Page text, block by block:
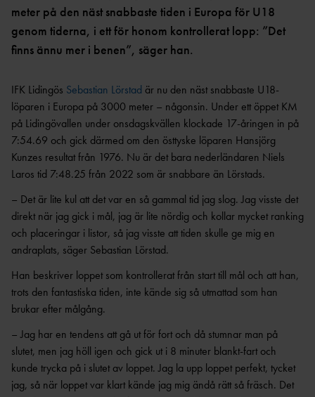
NYHETER SAMARBETEN &
SUPPORTRAR
NYHETER FRÅN
RF
PARAFRIIDRO
TT
MÄSTERSKAPSGRUPPEN
2026
UTBILDNING
AR
MEDICINSK
DISPENS
VISTELSERAPPORTERI
NG
ANTIDOPINGPL
AN
GRENPROGRAM &
POÄNGTABELLER
TÄVLINGSTILLSTÅND &
KASTSÄKERH
ET
BANMÄTNIN
G
TÄVLINGAR FÖR
BARN
TÄVLINGAR FÖR
UNGDOM
SVENSKA MÄSTERSKAP
SM-TÄVLINGAR OCH
GRENPROGRAM
SM-
BESTÄMMELSER
ANSÖK/ARRANGERA
MÄSTERSKAP
INTERNATIONELLA
MÄSTERSKAP
DIAMOND
UTMÄRKELSER OCH
PRISER
SVENSKA
VÄRLDSREKORD
SVENSKA
VÄRLDSÅRSBÄSTAN
NCAA – AMERIKANSKA
UNIVERSITETSMÄSTERSKAPEN
GP-
FINALEN
ATEA
FRIIDROTTSGALAN
PRENUMERATIONER
FÖRENINGSPRENUMERATI
ON
meter på den näst snabbaste tiden i Europa för U18
genom tiderna, i ett för honom kontrollerat lopp: ”Det
finns ännu mer i benen”, säger han.
IFK Lidingös Sebastian Lörstad är nu den näst snabbaste U18-
löparen i Europa på 3000 meter – någonsin. Under ett öppet KM
på Lidingövallen under onsdagskvällen klockade 17-åringen in på
7:54.69 och gick därmed om den östtyske löparen Hansjörg
Kunzes resultat från 1976. Nu är det bara nederländaren Niels
Laros tid 7:48.25 från 2022 som är snabbare än Lörstads.
– Det är lite kul att det var en så gammal tid jag slog. Jag visste det
direkt när jag gick i mål, jag är lite nördig och kollar mycket ranking
och placeringar i listor, så jag visste att tiden skulle ge mig en
andraplats, säger Sebastian Lörstad.
Han beskriver loppet som kontrollerat från start till mål och att han,
trots den fantastiska tiden, inte kände sig så utmattad som han
brukar efter målgång.
– Jag har en tendens att gå ut för fort och då stumnar man på
slutet, men jag höll igen och gick ut i 8 minuter blankt-fart och
kunde trycka på i slutet av loppet. Jag la upp loppet perfekt, tycket
jag, så när loppet var klart kände jag mig ändå rätt så fräsch. Det